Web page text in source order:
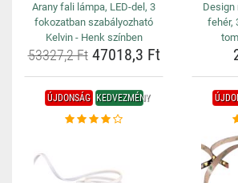
Arany fali lámpa, LED-del, 3
fokozatban szabályozható
Kelvin - Henk színben
53327,2 Ft47018,3 Ft
Design
fehér,
ÚJDONSÁG KEDVEZMÉNY